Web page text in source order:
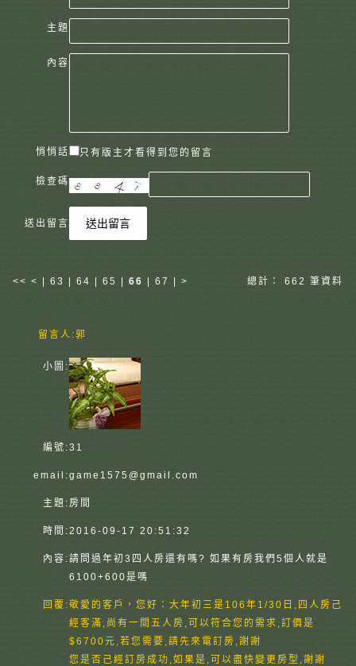
主題
內容
悄悄話 只有版主才看得到您的留言
檢查碼
送出留言 送出留言
<< < 63 64 65 66 67 > 總計： 662 筆資料
留言人:郭
小圖:
編號:31
email:game1575@gmail.com
主題:房間
時間:2016-09-17 20:51:32
內容:請問過年初3四人房還有嗎? 如果有房我們5個人就是
6100+600是嗎
回覆:敬愛的客戶，您好：大年初三是106年1/30日,四人房己
經客滿,尚有一間五人房,可以符合您的需求,訂價是
$6700元,若您需要,請先來電訂房,謝謝
您是否己經訂房成功,如果是,可以盡快變更房型,謝謝